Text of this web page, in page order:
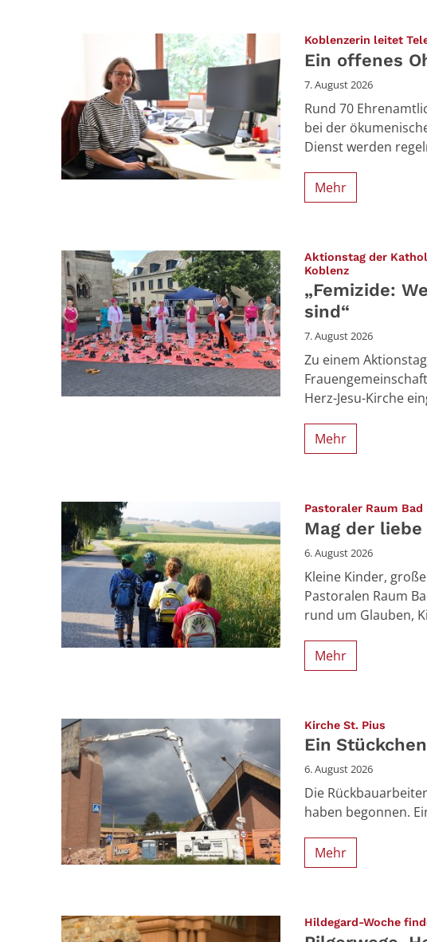
Koblenzerin leitet
Ein offenes
7. August 2026
Rund 70
bei der
Dienst werden
Mehr
Aktionstag der
Koblenz
„Femizide:
sind“
7. August 2026
Zu einem
Herz-Jesu-Kirche
Mehr
Pastoraler Raum
Mag der
6. August 2026
Kleine Kinder,
Pastoralen Raum
rund um Glauben,
Mehr
Kirche St. Pius
Ein
6. August 2026
Die
haben begonnen.
Mehr
Hildegard-Woche